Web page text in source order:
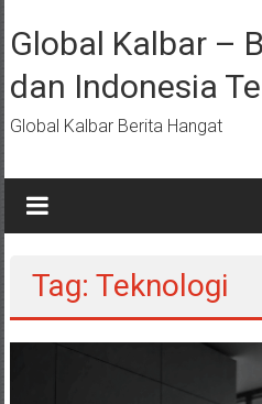
ke
konten
Global Kalbar –
dan Indonesia
Global Kalbar Berita Hangat
Tag: Teknologi